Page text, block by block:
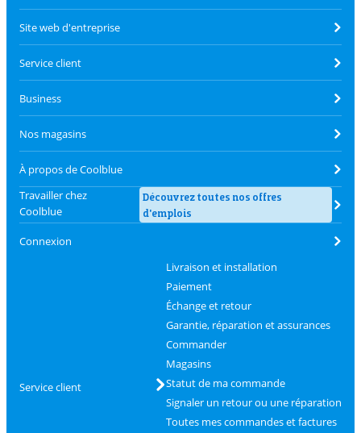
Site web d'entreprise
Service client
Business
Nos magasins
À propos de Coolblue
Travailler chez
Coolblue
Découvrez toutes nos offres
d'emplois
Connexion
Service client
Livraison et installation
Paiement
Échange et retour
Garantie, réparation et assurances
Commander
Magasins
Statut de ma commande
Signaler un retour ou une réparation
Toutes mes commandes et factures